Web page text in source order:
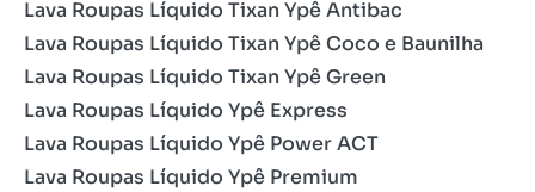
Lava Roupas Líquido Tixan Ypê Antibac
Lava Roupas Líquido Tixan Ypê Coco e Baunilha
Lava Roupas Líquido Tixan Ypê Green
Lava Roupas Líquido Ypê Express
Lava Roupas Líquido Ypê Power ACT
Lava Roupas Líquido Ypê Premium